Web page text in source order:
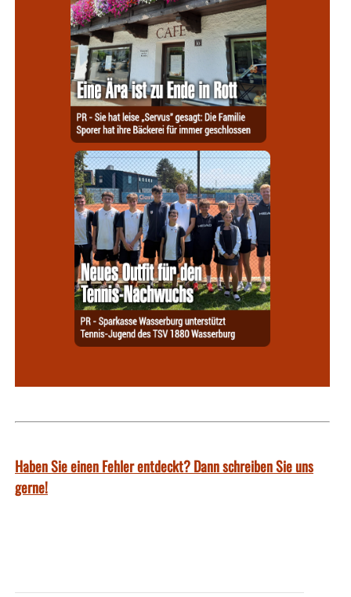
Haben Sie einen Fehler entdeckt? Dann schreiben Sie uns
gerne!